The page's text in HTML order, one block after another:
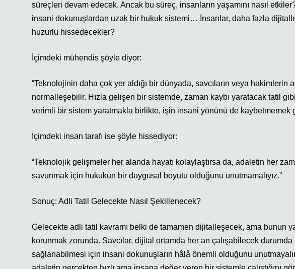
süreçleri devam edecek. Ancak bu süreç, insanların yaşamını nasıl
insani dokunuşlardan uzak bir hukuk sistemi… İnsanlar, daha fazla
huzurlu hissedecekler?
İçimdeki mühendis şöyle diyor:
“Teknolojinin daha çok yer aldığı bir dünyada, savcıların veya
normalleşebilir. Hızla gelişen bir sistemde, zaman kaybı yaratacak tatil
verimli bir sistem yaratmakla birlikte, işin insani yönünü de kaybetmemek
İçimdeki insan tarafı ise şöyle hissediyor:
“Teknolojik gelişmeler her alanda hayatı kolaylaştırsa da, adaletin her
savunmak için hukukun bir duygusal boyutu olduğunu unutmamalıyız.”
Sonuç: Adli Tatil Gelecekte Nasıl Şekillenecek?
Gelecekte adli tatil kavramı belki de tamamen dijitalleşecek, ama bunun
korunmak zorunda. Savcılar, dijital ortamda her an çalışabilecek
sağlanabilmesi için insani dokunuşların hâlâ önemli olduğunu